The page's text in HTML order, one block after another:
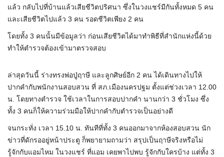
แล้ว กลับไปที่บ้านแล้วเสียชีวิตปริศนา ซึ่งในวงแชร์มีกันทั้งหมด 5 คน
และเสียชีวิตไปแล้ว 3 คน รอดชีวิตเพียง 2 คน
โดยทั้ง 3 คนนั้นมีข้อมูลว่า ก่อนเสียชีวิตได้มาทำพิธีที่สำนักแห่งนี้ด้วย
ทำให้ตำรวจต้องเข้ามาตรวจสอบ
ล่าสุดวันนี้ ร่างทรงพ่อปู่ฤาษี และลูกศิษย์อีก 2 คน ได้เดินทางไปให้
ปากคำกับพนักงานสอบสวน ที่ สภ.เมืองนครปฐม ตั้งแต่ช่วงเวลา 12.00
น. โดยทางตำรวจ ใช้เวลาในการสอบปากคำ นานกว่า 3 ชั่วโมง ซึ่ง
ทั้ง 3 คนก็ให้ความร่วมมือให้ปากคำกับตำรวจเป็นอย่างดี
จนกระทั่ง เวลา 15.10 น. ทันทีที่ทั้ง 3 คนออกมาจากห้องสอบสวน นัก
ข่าวที่ดักรออยู่หน้าประตู ก็พยายามถามว่า สรุปเป็นฤาษีจริงหรือไม่
รู้จักกับแอมไหม ในวงแชร์ ที่แอม เคยพาไปพบ รู้จักกับใครบ้าง แต่ทั้ง 3